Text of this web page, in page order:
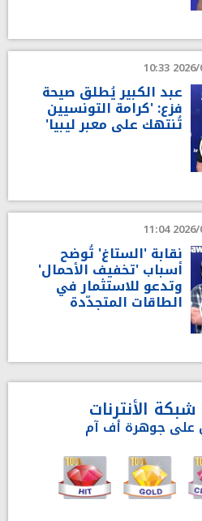
2026/
عبد الكبير يُطلق صيحة
فزع: 'كرامة التونسيين
تُنتهك على معبر ليبيا'
2026/
نقابة 'الستاغ' تُوضح
أسباب 'تخفيف الأحمال'
وتدعو للاستثمار في
الطاقات المتجدّدة
الأنترنات
على جوهرة أف آم